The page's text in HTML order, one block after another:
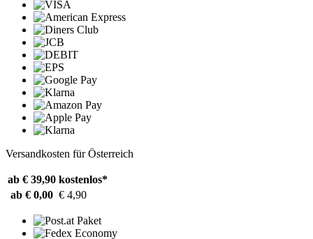
Versandkosten für Österreich
ab € 39,90 kostenlos*
ab € 0,00 € 4,90